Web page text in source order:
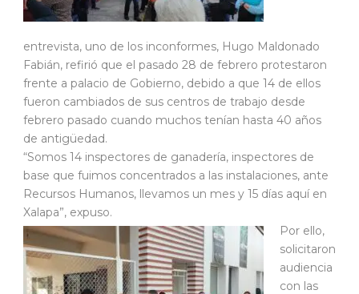
entrevista, uno de los inconformes, Hugo Maldonado
Fabián, refirió que el pasado 28 de febrero protestaron
frente a palacio de Gobierno, debido a que 14 de ellos
fueron cambiados de sus centros de trabajo desde
febrero pasado cuando muchos tenían hasta 40 años
de antigüedad.
“Somos 14 inspectores de ganadería, inspectores de
base que fuimos concentrados a las instalaciones, ante
Recursos Humanos, llevamos un mes y 15 días aquí en
Xalapa”, expuso.
Por ello,
solicitaron
audiencia
con las